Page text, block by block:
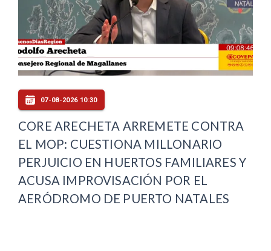
07-08-2026 10:30
CORE ARECHETA ARREMETE CONTRA
EL MOP: CUESTIONA MILLONARIO
PERJUICIO EN HUERTOS FAMILIARES Y
ACUSA IMPROVISACIÓN POR EL
AERÓDROMO DE PUERTO NATALES